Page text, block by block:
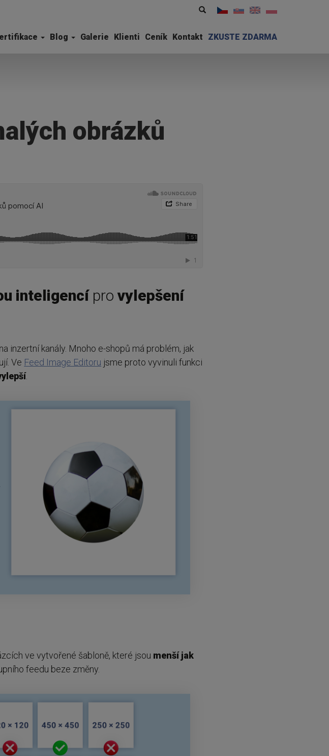
Blog Galerie Klienti Ceník Kontakt ZKUSTE ZDARMA
Vyhledávání
Hledat
obrázků
inteligencí provylepšení
inzertní kanály. Mnoho e-shopů má problém, jak
Ve Feed Image Editoru jsme proto vyvinuli funkci
.
ve vytvořené šabloně, které jsou menší jak
feedu beze změny.